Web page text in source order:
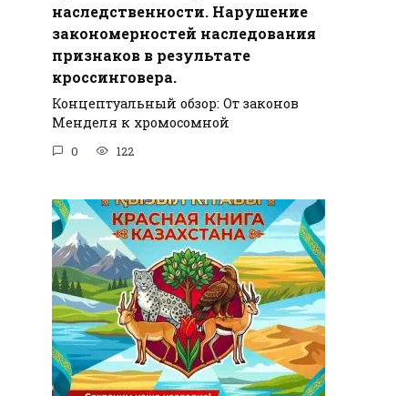
наследственности. Нарушение
закономерностей наследования
признаков в результате
кроссинговера.
Концептуальный обзор: От законов
Менделя к хромосомной
0 122